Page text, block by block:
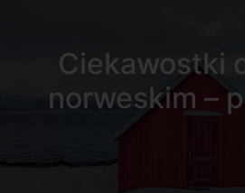
Ciekawostki
norweskim –